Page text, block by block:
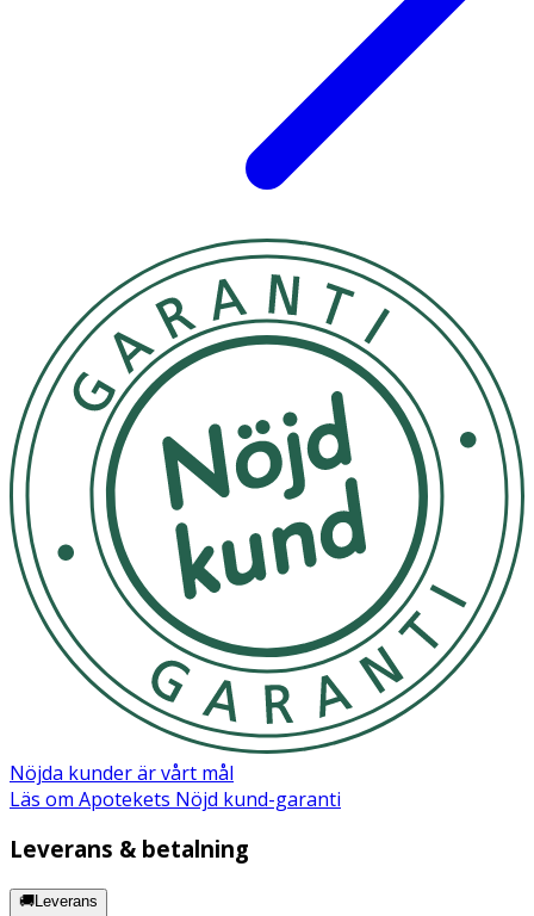
Nöjda kunder är vårt mål
Läs om Apotekets Nöjd kund-garanti
Leverans & betalning
🚚Leverans